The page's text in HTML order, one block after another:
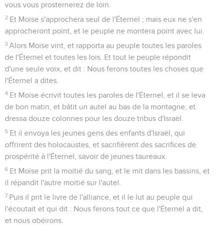
vous vous prosternerez de loin.
2 Et Moïse s'approchera seul de l'Éternel ; mais eux ne s'en
approcheront point, et le peuple ne montera point avec lui.
3 Alors Moïse vint, et rapporta au peuple toutes les paroles
de l'Éternel et toutes les lois. Et tout le peuple répondit
d'une seule voix, et dit : Nous ferons toutes les choses que
l'Éternel a dites.
4 Et Moïse écrivit toutes les paroles de l'Éternel, et il se leva
de bon matin, et bâtit un autel au bas de la montagne, et
dressa douze colonnes pour les douze tribus d'Israël.
5 Et il envoya les jeunes gens des enfants d'Israël, qui
offrirent des holocaustes, et sacrifièrent des sacrifices de
prospérité à l'Éternel, savoir de jeunes taureaux.
6 Et Moïse prit la moitié du sang, et le mit dans les bassins, et
il répandit l'autre moitié sur l'autel.
7 Puis il prit le livre de l'alliance, et il le lut au peuple qui
l'écoutait et qui dit : Nous ferons tout ce que l'Éternel a dit,
et nous obéirons.